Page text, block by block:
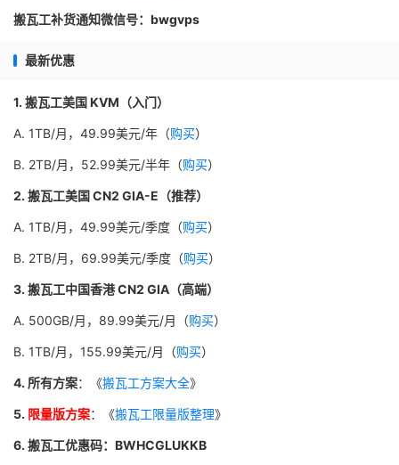
搬瓦工补货通知微信号：bwgvps
最新优惠
1. 搬瓦工美国 KVM（入门）
A. 1TB/月，49.99美元/年（购买）
B. 2TB/月，52.99美元/半年（购买）
2. 搬瓦工美国 CN2 GIA-E（推荐）
A. 1TB/月，49.99美元/季度（购买）
B. 2TB/月，69.99美元/季度（购买）
3. 搬瓦工中国香港 CN2 GIA（高端）
A. 500GB/月，89.99美元/月（购买）
B. 1TB/月，155.99美元/月（购买）
4. 所有方案：《搬瓦工方案大全》
5. 限量版方案：《搬瓦工限量版整理》
6. 搬瓦工优惠码：BWHCGLUKKB